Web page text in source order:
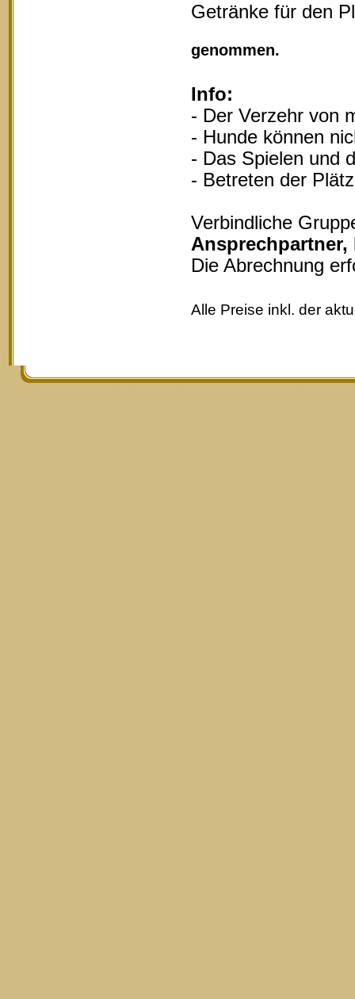
Getränke für den
genommen.
Info:
- Der Verzehr von
- Hunde können
- Das Spielen und
- Betreten der
Verbindliche
Die Abrechnung
Alle Preise inkl. der